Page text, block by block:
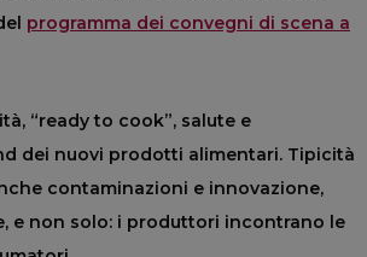
programma dei convegni di scena a
“ready to cook”, salute e
dei nuovi prodotti alimentari. Tipicità
contaminazioni e innovazione,
e non solo: i produttori incontrano le